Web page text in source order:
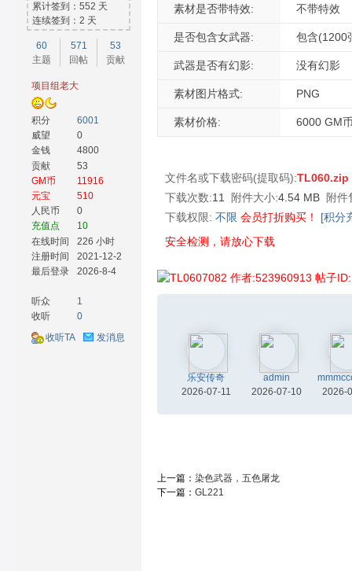
累计签到：552 天
连续签到：2 天
60
主题
571
回帖
53
贡献
项目组老大
积分
6001
威望
0
金钱
4800
贡献
53
GM币
11916
元宝
510
人民币
0
充值点
10
在线时间
226 小时
注册时间
2021-12-2
最后登录
2026-8-4
听众
1
收听
0
收听TA
发消息
素材是否带特效: 不带特效
是否包含女武器: 包含(1200
武器是否有幻影: 没有幻影
素材图片格式: PNG
素材价格: 6000 GM
文件名或下载密码(提取码):TL060.zip
下载次数:11 附件大小:4.54 MB
附件
下载权限: 不限 会员打折购买！
[积分
安全检测，请放心下载
乐安传奇
2026-07-11
admin
2026-07-10
2026-
上一篇： 染色武器，五色屠龙
下一篇： GL221